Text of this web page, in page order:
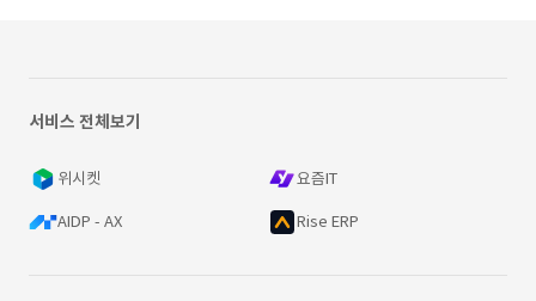
서비스 전체보기
위시켓 요즘IT
AIDP - AX Rise ERP